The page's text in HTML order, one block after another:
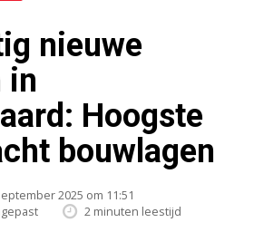
nieuwe
in
Hoogste
bouwlagen
2025 om 11:51
2 minuten leestijd